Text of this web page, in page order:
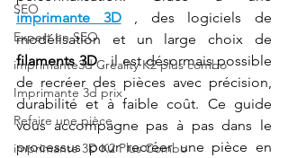
SEO
Expert en SEO
imprimante3d Creality K2 plus combo
Imprimante 3d prix
Refaire une pièce
imprimante 3D K2 Plus Combo
imprimante 3D , des logiciels de
filaments 3D , il est désormais possible
de recréer des pièces avec précision,
durabilité et à faible coût. Ce guide
vous accompagne pas à pas dans le
processus pour recréer une pièce en